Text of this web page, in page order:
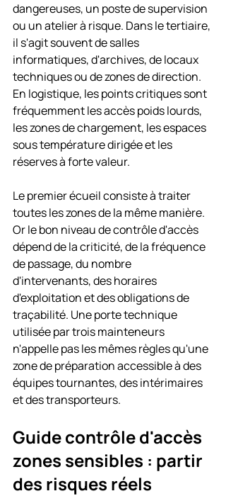
dangereuses, un poste de supervision
ou un atelier à risque. Dans le tertiaire,
il s'agit souvent de salles
informatiques, d'archives, de locaux
techniques ou de zones de direction.
En logistique, les points critiques sont
fréquemment les accès poids lourds,
les zones de chargement, les espaces
sous température dirigée et les
réserves à forte valeur.
Le premier écueil consiste à traiter
toutes les zones de la même manière.
Or le bon niveau de contrôle d'accès
dépend de la criticité, de la fréquence
de passage, du nombre
d'intervenants, des horaires
d'exploitation et des obligations de
traçabilité. Une porte technique
utilisée par trois mainteneurs
n'appelle pas les mêmes règles qu'une
zone de préparation accessible à des
équipes tournantes, des intérimaires
et des transporteurs.
Guide contrôle d'accès
zones sensibles : partir
des risques réels